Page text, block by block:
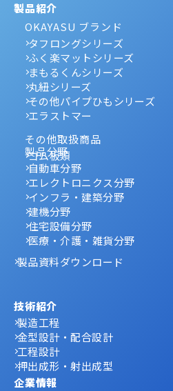
製品紹介
OKAYASU ブランド
タフロングシリーズ
ふく楽マットシリーズ
まもるくんシリーズ
丸紐シリーズ
その他パイプひもシリーズ
エラストマー
その他取扱商品
ゴム板類
製品分野
自動車分野
エレクトロニクス分野
インフラ・建築分野
建機分野
住宅設備分野
医療・介護・雑貨分野
製品資料ダウンロード
技術紹介
製造工程
金型設計・配合設計
工程設計
押出成形・射出成型
企業情報